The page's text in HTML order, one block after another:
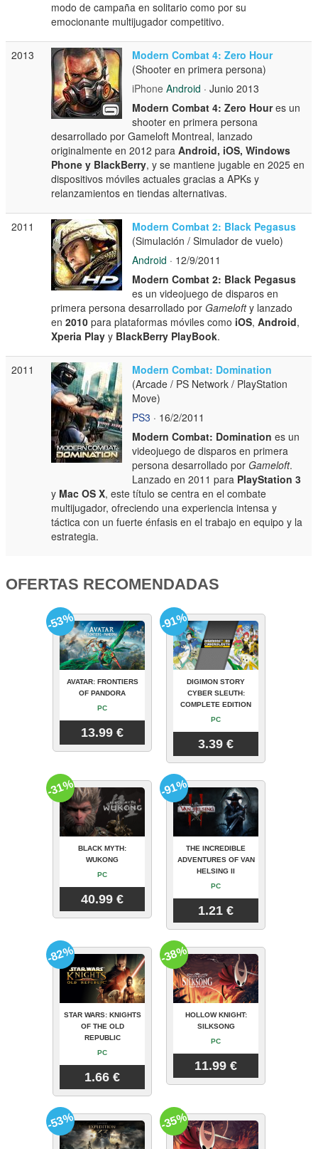
modo de campaña en solitario como por su
emocionante multijugador competitivo.
2013
Modern Combat 4: Zero Hour
(Shooter en primera persona)
iPhone Android · Junio 2013
Modern Combat 4: Zero Houres un
shooter en primera persona
desarrollado por Gameloft Montreal, lanzado
originalmente en 2012 paraAndroid, iOS, Windows
Phone y BlackBerry, y se mantiene jugable en 2025 en
dispositivos móviles actuales gracias a APKs y
relanzamientos en tiendas alternativas.
2011
Modern Combat 2: Black Pegasus
(Simulación / Simulador de vuelo)
Android · 12/9/2011
Modern Combat 2: Black Pegasus
es un videojuego de disparos en
primera persona desarrollado porGamelofty lanzado
en2010 para plataformas móviles como iOS,Android,
Xperia Play y BlackBerry PlayBook.
2011
Modern Combat: Domination
(Arcade / PS Network / PlayStation
Move)
PS3 · 16/2/2011
Modern Combat: Domination es un
videojuego de disparos en primera
persona desarrollado porGameloft.
Lanzado en 2011 para PlayStation 3
y Mac OS X, este título se centra en el combate
multijugador, ofreciendo una experiencia intensa y
táctica con un fuerte énfasis en el trabajo en equipo y la
estrategia.
OFERTAS RECOMENDADAS
AVATAR: FRONTIERS
OF PANDORA
PC
13.99 €
-53%
DIGIMON STORY
CYBER SLEUTH:
COMPLETE EDITION
PC
3.39 €
-91%
BLACK MYTH:
WUKONG
PC
40.99 €
-31%
THE INCREDIBLE
ADVENTURES OF VAN
HELSING II
PC
1.21 €
-91%
STAR WARS: KNIGHTS
OF THE OLD
REPUBLIC
PC
1.66 €
-82%
HOLLOW KNIGHT:
SILKSONG
PC
11.99 €
-38%
-53% -35%